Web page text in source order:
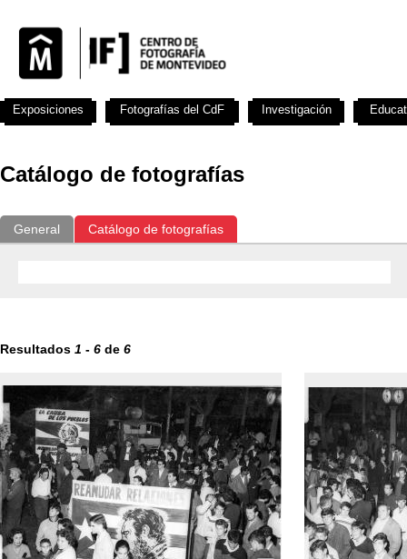
Catálogo de fotografías
General Catálogo de fotografías
Resultados 1 - 6 de 6
Exposiciones Fotografías del CdF Investigación